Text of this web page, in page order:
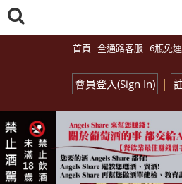
首頁 全通路客服 6瓶免
會員登入(Sign In) |